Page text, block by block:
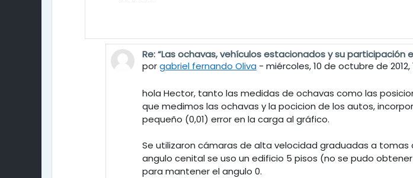
En respuesta a HECTOR RUBEN GARCIA
Re: “Las ochavas, vehículos estacionados y su participación
porgabriel fernando Oliva - miércoles, 10 de octubre de 2012,
hola Hector, tanto las medidas de ochavas como las
que medimos las ochavas y la pocicion de los autos,
pequeño (0,01) error en la carga al gráfico.
Se utilizaron cámaras de alta velocidad graduadas a tomas
angulo cenital se uso un edificio 5 pisos (no se pudo
para mantener el angulo 0.